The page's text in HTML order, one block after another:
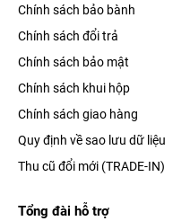
Chính sách bảo bành
Chính sách đổi trả
Chính sách bảo mật
Chính sách khui hộp
Chính sách giao hàng
Quy định về sao lưu dữ liệu
Thu cũ đổi mới (TRADE-IN)
Tổng đài hỗ trợ